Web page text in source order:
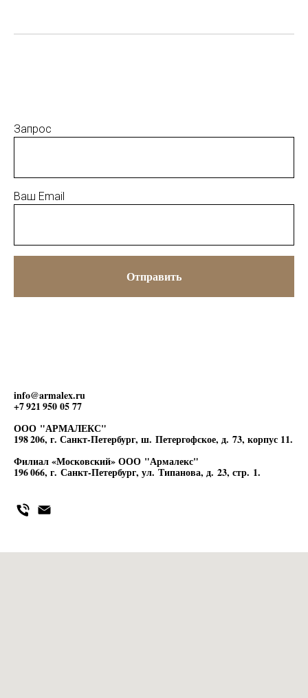
Запрос
Ваш Email
Отправить
info@armalex.ru
+7 921 950 05 77
ООО "АРМАЛЕКС"
198 206, г. Санкт-Петербург, ш. Петергофское, д. 73, корпус 11.
Филиал «Московский» ООО "Армалекс"
196 066, г. Санкт-Петербург, ул. Типанова, д. 23, стр. 1.